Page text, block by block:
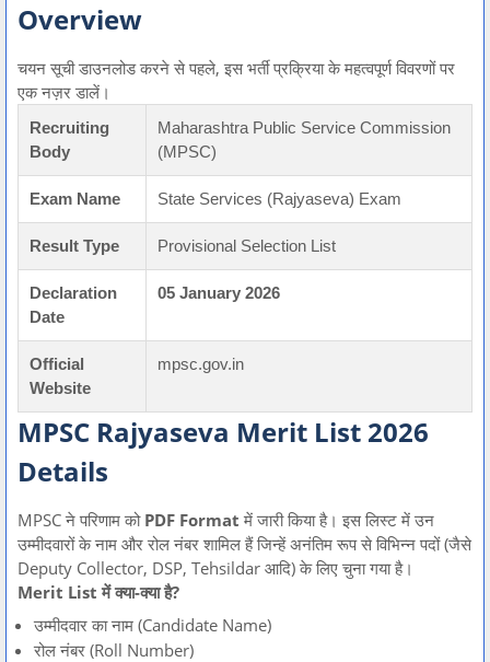
Overview
चयन सूची डाउनलोड करने से पहले, इस भर्ती प्रक्रिया के महत्वपूर्ण विवरणों पर
एक नज़र डालें।
Recruiting
Body
Maharashtra Public Service Commission
(MPSC)
Exam Name State Services (Rajyaseva) Exam
Result Type Provisional Selection List
Declaration
Date
05 January 2026
Official
Website
mpsc.gov.in
MPSC Rajyaseva Merit List 2026
Details
MPSC ने परिणाम को PDF Format में जारी किया है। इस लिस्ट में उन
उम्मीदवारों के नाम और रोल नंबर शामिल हैं जिन्हें अनंतिम रूप से विभिन्न पदों (जैसे
Deputy Collector, DSP, Tehsildar आदि) के लिए चुना गया है।
Merit List में क्या-क्या है?
उम्मीदवार का नाम (Candidate Name)
रोल नंबर (Roll Number)